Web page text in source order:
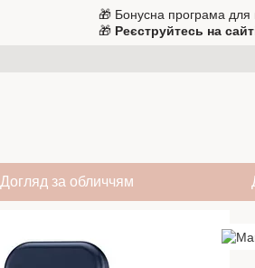
🎁 Бонусна програма для
🎁 Реєструйтесь на
Догляд за обличчям